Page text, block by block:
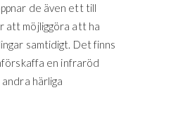
de även ett till
att möjliggöra att ha
samtidigt. Det finns
en infraröd
härliga